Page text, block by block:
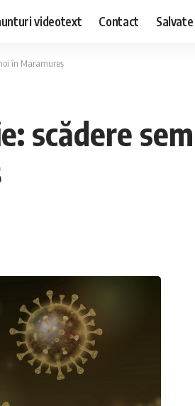
videotext Contact Salvate
în Maramureș
scădere